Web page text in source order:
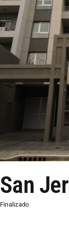
San
Finalizado